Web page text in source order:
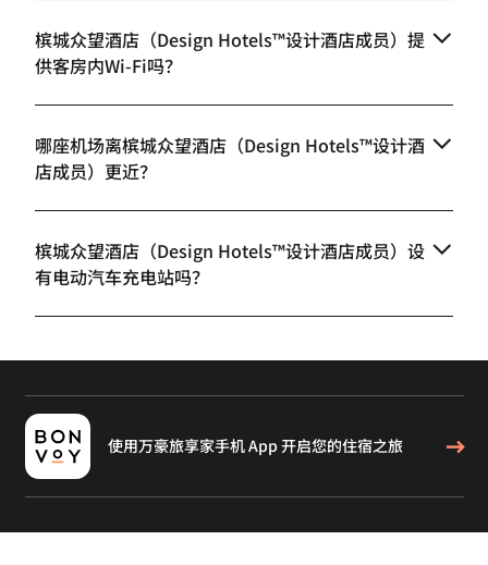
槟城众望酒店（Design Hotels™设计酒店成员）提
供客房内Wi-Fi吗？
哪座机场离槟城众望酒店（Design Hotels™设计酒
店成员）更近？
槟城众望酒店（Design Hotels™设计酒店成员）设
有电动汽车充电站吗？
使用万豪旅享家手机 App 开启您的住宿之旅